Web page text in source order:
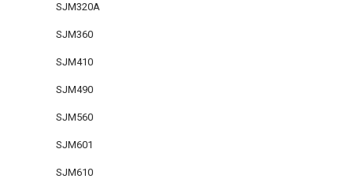
SJM320A
SJM360
SJM410
SJM490
SJM560
SJM601
SJM610